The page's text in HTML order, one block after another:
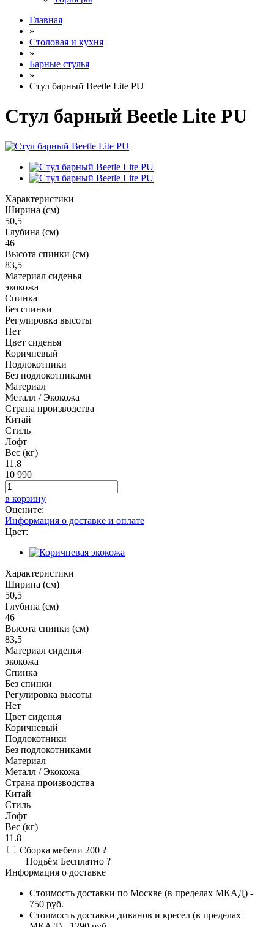
Главная
»
Столовая и кухня
»
Барные стулья
»
Стул барный Beetle Lite PU
Стул барный Beetle Lite PU
Характеристики
Ширина (см)
50,5
Глубина (см)
46
Высота спинки (см)
83,5
Материал сиденья
экокожа
Спинка
Без спинки
Регулировка высоты
Нет
Цвет сиденья
Коричневый
Подлокотники
Без подлокотниками
Материал
Металл / Экокожа
Страна производства
Китай
Стиль
Лофт
Вес (кг)
11.8
10 990
в корзину
Оцените:
Информация о доставке и оплате
Цвет:
Характеристики
Ширина (см)
50,5
Глубина (см)
46
Высота спинки (см)
83,5
Материал сиденья
экокожа
Спинка
Без спинки
Регулировка высоты
Нет
Цвет сиденья
Коричневый
Подлокотники
Без подлокотниками
Материал
Металл / Экокожа
Страна производства
Китай
Стиль
Лофт
Вес (кг)
11.8
Сборка мебели 200 ?
Подъём Бесплатно ?
Информация о доставке
Стоимость доставки по Москве (в пределах МКАД) -
750 руб.
Стоимость доставки диванов и кресел (в пределах